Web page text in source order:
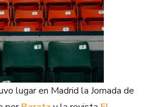
lugar en Madrid la Jornada de